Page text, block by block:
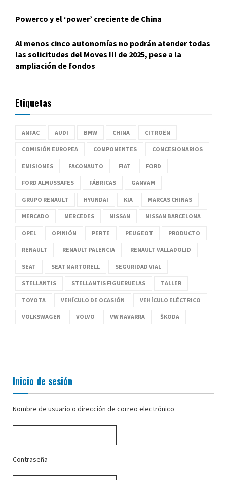
Powerco y el ‘power’ creciente de China
Al menos cinco autonomías no podrán atender todas
las solicitudes del Moves III de 2025, pese a la
ampliación de fondos
Etiquetas
ANFAC AUDI BMW CHINA CITROËN
COMISIÓN EUROPEA COMPONENTES CONCESIONARIOS
EMISIONES FACONAUTO FIAT FORD
FORD ALMUSSAFES FÁBRICAS GANVAM
GRUPO RENAULT HYUNDAI KIA MARCAS CHINAS
MERCADO MERCEDES NISSAN NISSAN BARCELONA
OPEL OPINIÓN PERTE PEUGEOT PRODUCTO
RENAULT RENAULT PALENCIA RENAULT VALLADOLID
SEAT SEAT MARTORELL SEGURIDAD VIAL
STELLANTIS STELLANTIS FIGUERUELAS TALLER
TOYOTA VEHÍCULO DE OCASIÓN VEHÍCULO ELÉCTRICO
VOLKSWAGEN VOLVO VW NAVARRA ŠKODA
Inicio de sesión
Nombre de usuario o dirección de correo electrónico
Contraseña